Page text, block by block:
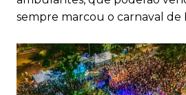
sempre marcou o carnaval de